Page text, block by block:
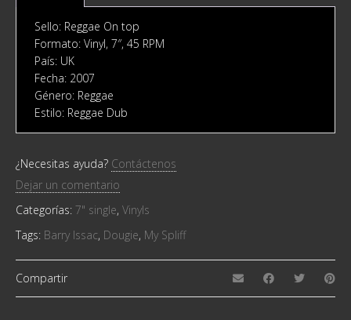
Sello: Reggae On top
Formato: Vinyl, 7″, 45 RPM
País: UK
Fecha: 2007
Género: Reggae
Estilo: Reggae Dub
¿Necesitas ayuda? Contáctenos
Dejar un comentario
Categorías: 7" single, Vinyls
Tags: Barry Issac, Dougie, My Spliff
Compartir